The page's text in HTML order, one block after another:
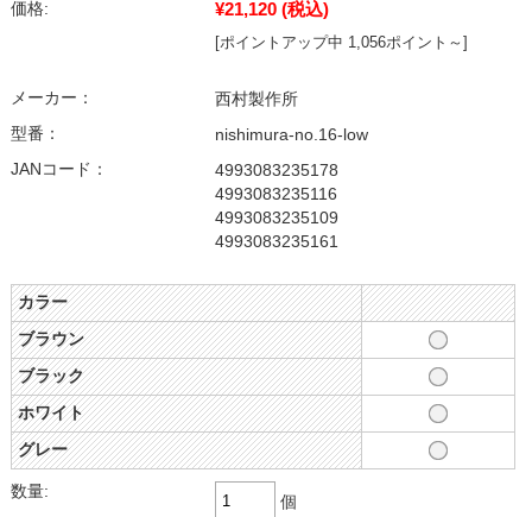
価格: ¥21,120 (税込)
[ポイントアップ中 1,056ポイント～]
メーカー：
西村製作所
型番：
nishimura-no.16-low
JANコード：
4993083235178
4993083235116
4993083235109
4993083235161
カラー
ブラウン
ブラック
ホワイト
グレー
数量:
個